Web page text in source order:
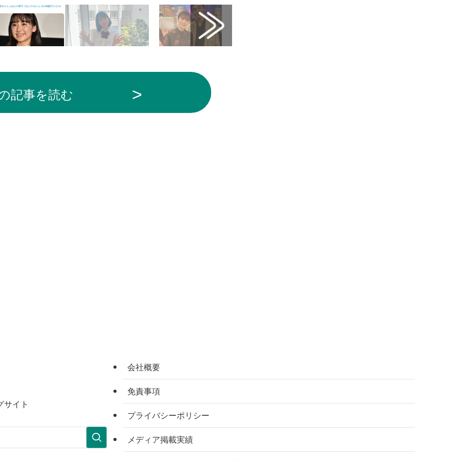
記事を読む
イト
会社概要
免責事項
プライバシーポリシー
メディア掲載実績